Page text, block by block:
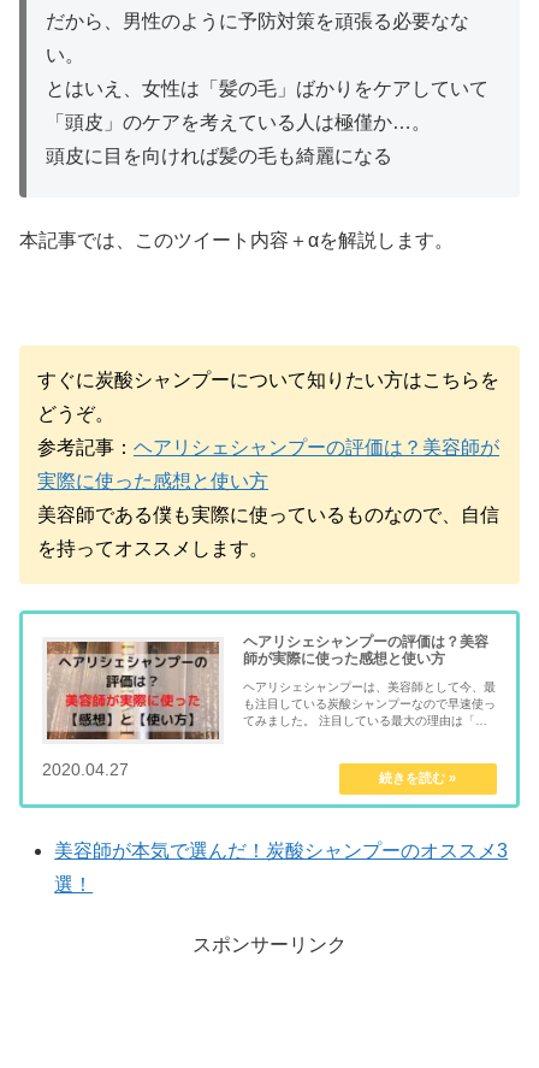
だから、男性のように予防対策を頑張る必要なな
い。
とはいえ、女性は「髪の毛」ばかりをケアしていて
「頭皮」のケアを考えている人は極僅か…。
頭皮に目を向ければ髪の毛も綺麗になる
本記事では、このツイート内容＋αを解説します。
すぐに炭酸シャンプーについて知りたい方はこちらを
どうぞ。
参考記事： ヘアリシェシャンプーの評価は？美容師が
実際に使った感想と使い方
美容師である僕も実際に使っているものなので、自信
を持ってオススメします。
ヘアリシェシャンプーの評価は？美容
師が実際に使った感想と使い方
ヘアリシェシャンプーは、美容師として今、最
も注目している炭酸シャンプーなので早速使っ
てみました。 注目している最大の理由は「炭
mentalmindful.com
2020.04.27
美容師が本気で選んだ！炭酸シャンプーのオススメ3
選！
スポンサーリンク